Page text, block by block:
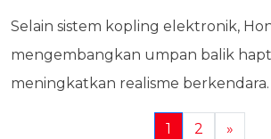
Selain sistem kopling elektronik,
mengembangkan umpan balik
meningkatkan realisme berkendara.
1 2 »